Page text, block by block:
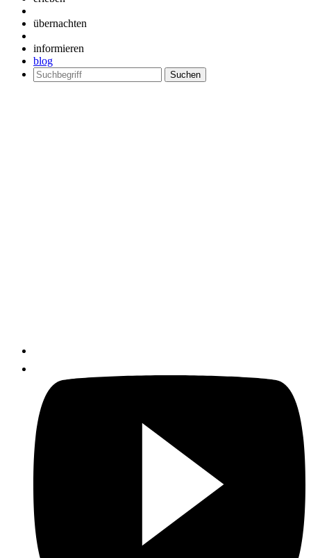
übernachten
informieren
blog
Suchen
nach: